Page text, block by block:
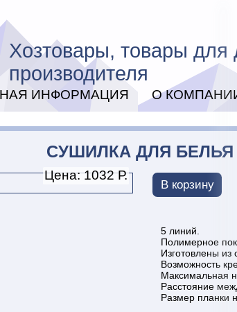
Хозтовары, товары для
производителя
ИНФОРМАЦИЯ О
СУШИЛКА ДЛЯ
Цена: 1032 Р.
В корзину
5 линий.
Полимерное
Изготовлены
Возможность
Максимальная
Расстояние
Размер планки